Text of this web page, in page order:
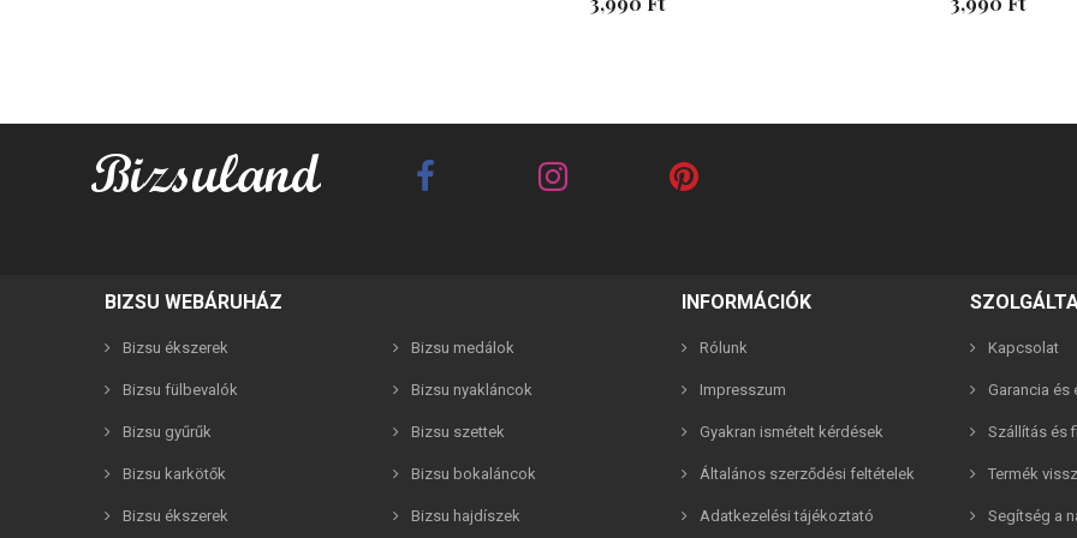
Best Friends barna 2in1 páros karkötő Best Friends fehér 2in1 páros
BIZSU WEBÁRUHÁZ
Bizsu ékszerek
Bizsu fülbevalók
Bizsu gyűrűk
Bizsu karkötők
Bizsu ékszerek
Bizsu medálok
Bizsu nyakláncok
Bizsu szettek
Bizsu bokaláncok
Bizsu hajdíszek
INFORMÁCIÓK
Rólunk
Impresszum
Gyakran ismételt kérdések
Általános szerződési feltételek
Adatkezelési tájékoztató
Kapcsolat
Garancia és
Szállítás és
Termék
Segítség a